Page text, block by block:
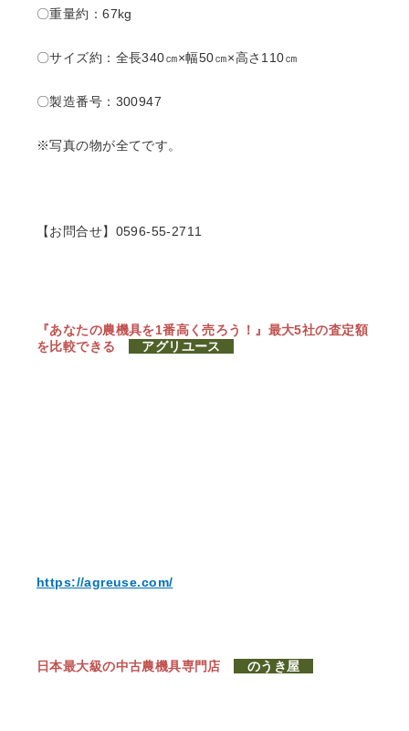
〇重量約：67kg
〇サイズ約：全長340㎝×幅50㎝×高さ110㎝
〇製造番号：300947
※写真の物が全てです。
【お問合せ】0596-55-2711
『あなたの農機具を1番高く売ろう！』 最大5社の査定額
を比較できる
アグリユース
https://agreuse.com/
日本最大級の中古農機具専門店 のうき屋